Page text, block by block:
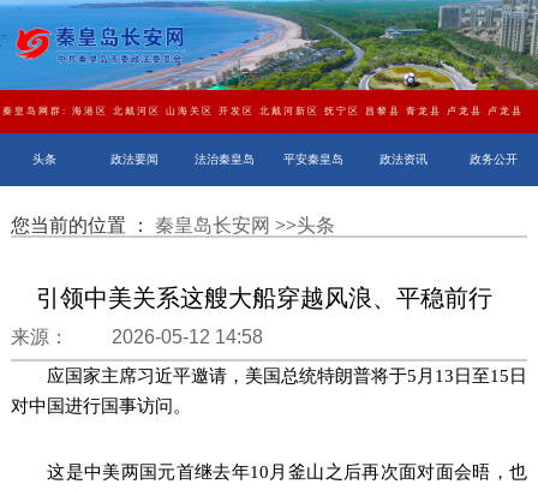
秦皇岛网群: 海港区 北戴河区 山海关区 开发区 北戴河新区 抚宁区 昌黎县 青龙县 卢龙县 卢龙县
头条 政法要闻 法治秦皇岛 平安秦皇岛 政法资讯 政务公开
您当前的位置 ： 秦皇岛长安网 >>头条
引领中美关系这艘大船穿越风浪、平稳前行
来源： 2026-05-12 14:58
应国家主席习近平邀请，美国总统特朗普将于5月13日至15日
对中国进行国事访问。
这是中美两国元首继去年10月釜山之后再次面对面会晤，也